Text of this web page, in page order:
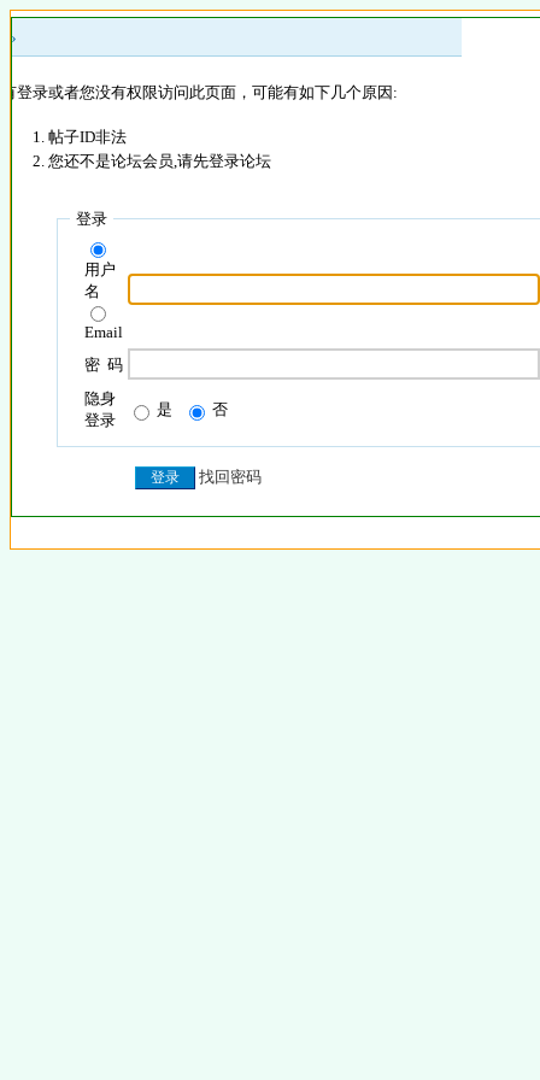
»
登录或者您没有权限访问此页面，可能有如下几个原因:
帖子ID非法
您还不是论坛会员,请先登录论坛
登录
用户
名
Email
密 码
隐身
登录
是 否
找回密码